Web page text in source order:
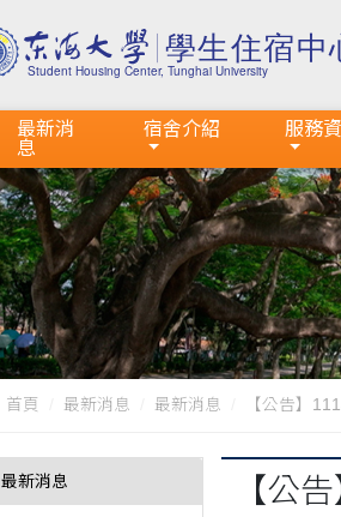
最新消
息
宿舍介紹 服務
首頁 最新消息 最新消息 【公告】
最新消息 【公